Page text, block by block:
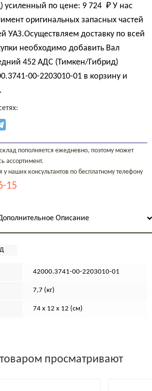
усиленный по цене: 9 724 ₽ У нас
оригинальных запасных частей
УАЗ.Осуществляем доставку по всей
необходимо добавить Вал
452 АДС (Тимкен/Гибрид)
00-2203010-01 в корзину и
пополняется ежедневно, поэтому может
ассортимент.
наших консультантов по бесплатному телефону
15
Описание
42000.3741-00-2203010-01
7,7 (кг)
74 х 12 х 12 (см)
просматривают